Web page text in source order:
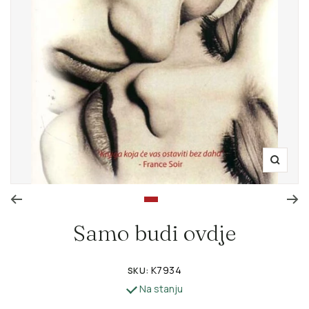
Zoom
Samo budi ovdje
SKU: K7934
Na stanju